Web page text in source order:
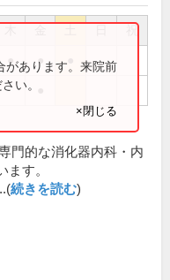
祝
● ●
があります。来院前
い。
×閉じる
門的な消化器内科・内
ます。
続きを読む)